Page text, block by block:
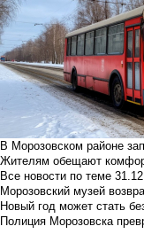
В Морозовском районе
Жителям обещают
Все новости по теме
Морозовский музей
Новый год может стать
Полиция Морозовска